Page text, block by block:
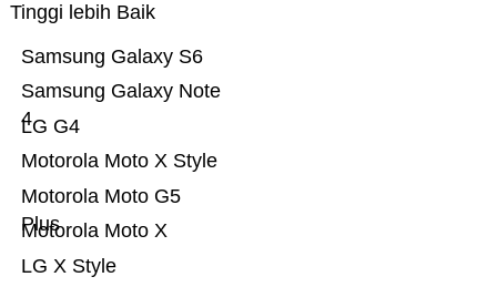
Tinggi lebih Baik
LG X Style
Motorola Moto X
Motorola Moto G5
Plus
Motorola Moto X Style
LG G4
Samsung Galaxy Note
4
Samsung Galaxy S6